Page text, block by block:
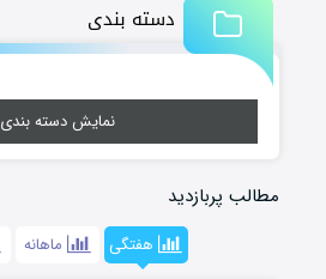
دسته بندی
نمایش دسته بندی
مطالب پربازدید
هفتگی ماهانه